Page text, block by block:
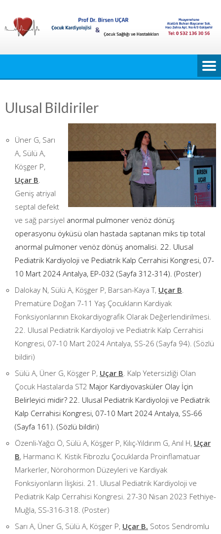
content
Ulusal Bildiriler
Üner G, Sarı
A, Sülü A,
Köşger P,
Uçar B.
Geniş atriyal
septal defekt
ve sağ parsiyel anormal pulmoner venöz dönüş
operasyonu öyküsü olan hastada saptanan miks tip total
anormal pulmoner venöz dönüş anomalisi. 22. Ulusal
Pediatrik Kardiyoloji ve Pediatrik Kalp Cerrahisi Kongresi, 07-
10 Mart 2024 Antalya, EP-032 (Sayfa 312-314). (Poster)
Dalokay N, Sülü A, Köşger P, Barsan-Kaya T, Uçar B.
Prematüre Doğan 7-11 Yaş Çocukların Kardiyak
Fonksiyonlarının Ekokardiyografik Olarak Değerlendirilmesi.
22. Ulusal Pediatrik Kardiyoloji ve Pediatrik Kalp Cerrahisi
Kongresi, 07-10 Mart 2024 Antalya, SS-26 (Sayfa 94). (Sözlü
bildiri)
Sülü A, Üner G, Köşger P, Uçar B. Kalp Yetersizliği Olan
Çocuk Hastalarda ST2 Major Kardiyovasküler Olay İçin
Belirleyici midir? 22. Ulusal Pediatrik Kardiyoloji ve Pediatrik
Kalp Cerrahisi Kongresi, 07-10 Mart 2024 Antalya, SS-66
(Sayfa 161). (Sözlü bildiri)
Özenli-Yağcı Ö, Sülü A, Köşger P, Kılıç-Yıldırım G, Anıl H, Uçar
B, Harmancı K. Kistik Fibrozlu Çocuklarda Proinflamatuar
Markerler, Nörohormon Düzeyleri ve Kardiyak
Fonksiyonların İlişkisi. 21. Ulusal Pediatrik Kardiyoloji ve
Pediatrik Kalp Cerrahisi Kongresi. 27-30 Nisan 2023 Fethiye-
Muğla, SS-316-318. (Poster)
Sarı A, Üner G, Sülü A, Köşger P, Uçar B. Sotos Sendromlu